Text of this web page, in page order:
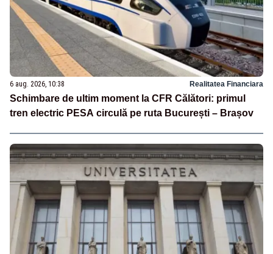
6 aug. 2026, 10:38 Realitatea Financiara
Schimbare de ultim moment la CFR Călători: primul
tren electric PESA circulă pe ruta București – Brașov